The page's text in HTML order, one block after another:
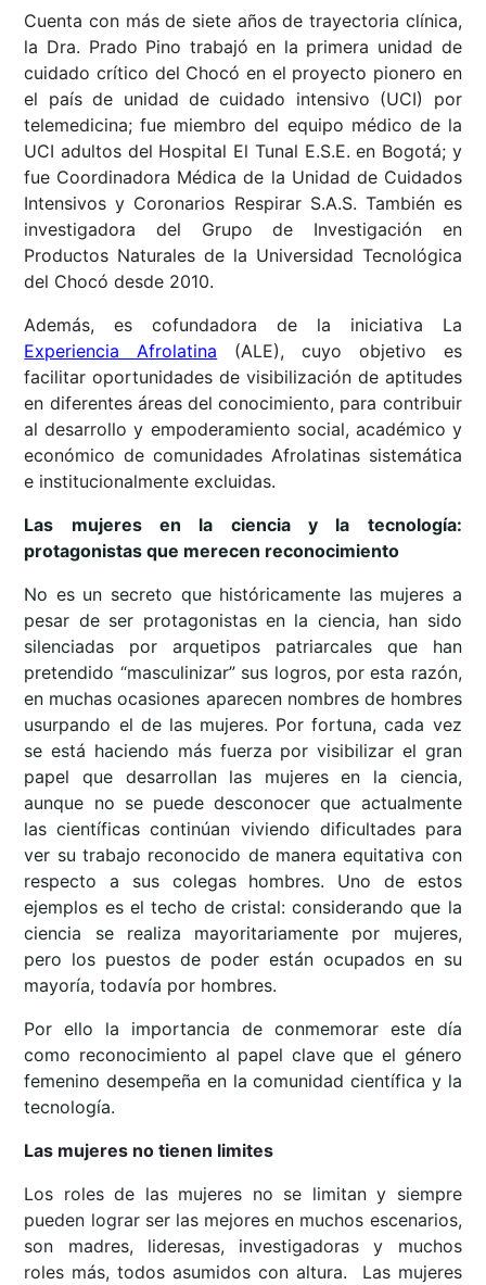
Cuenta con más de siete años de trayectoria clínica,
la Dra. Prado Pino trabajó en la primera unidad de
cuidado crítico del Chocó en el proyecto pionero en
el país de unidad de cuidado intensivo (UCI) por
telemedicina; fue miembro del equipo médico de la
UCI adultos del Hospital El Tunal E.S.E. en Bogotá; y
fue Coordinadora Médica de la Unidad de Cuidados
Intensivos y Coronarios Respirar S.A.S. También es
investigadora del Grupo de Investigación en
Productos Naturales de la Universidad Tecnológica
del Chocó desde 2010.
Además, es cofundadora de la iniciativa La
Experiencia Afrolatina (ALE), cuyo objetivo es
facilitar oportunidades de visibilización de aptitudes
en diferentes áreas del conocimiento, para contribuir
al desarrollo y empoderamiento social, académico y
económico de comunidades Afrolatinas sistemática
e institucionalmente excluidas.
Las mujeres en la ciencia y la tecnología:
protagonistas que merecen reconocimiento
No es un secreto que históricamente las mujeres a
pesar de ser protagonistas en la ciencia, han sido
silenciadas por arquetipos patriarcales que han
pretendido “masculinizar” sus logros, por esta razón,
en muchas ocasiones aparecen nombres de hombres
usurpando el de las mujeres. Por fortuna, cada vez
se está haciendo más fuerza por visibilizar el gran
papel que desarrollan las mujeres en la ciencia,
aunque no se puede desconocer que actualmente
las científicas continúan viviendo dificultades para
ver su trabajo reconocido de manera equitativa con
respecto a sus colegas hombres. Uno de estos
ejemplos es el techo de cristal: considerando que la
ciencia se realiza mayoritariamente por mujeres,
pero los puestos de poder están ocupados en su
mayoría, todavía por hombres.
Por ello la importancia de conmemorar este día
como reconocimiento al papel clave que el género
femenino desempeña en la comunidad científica y la
tecnología.
Las mujeres no tienen limites
Los roles de las mujeres no se limitan y siempre
pueden lograr ser las mejores en muchos escenarios,
son madres, lideresas, investigadoras y muchos
roles más, todos asumidos con altura. Las mujeres